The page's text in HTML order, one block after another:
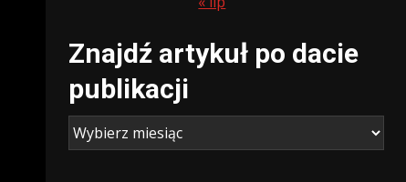
Znajdź artykuł po dacie
publikacji